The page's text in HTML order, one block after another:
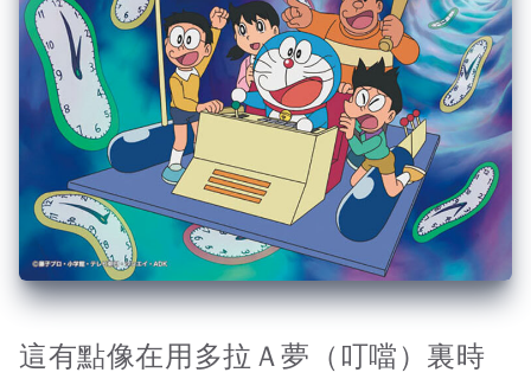
這有點像在用多拉Ａ夢（叮噹）裏時